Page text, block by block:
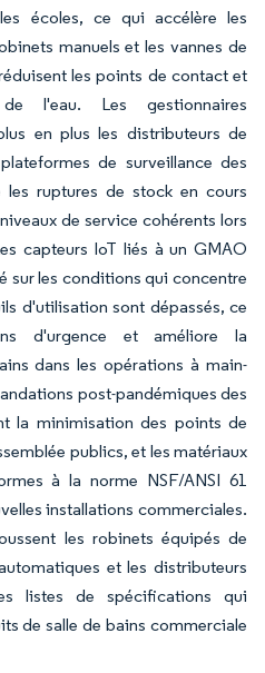
écoles, ce qui accélère les
manuels et les vannes de
les points de contact et
l'eau. Les gestionnaires
en plus les distributeurs de
de surveillance des
ruptures de stock en cours
de service cohérents lors
capteurs IoT liés à un GMAO
sur les conditions qui concentre
d'utilisation sont dépassés, ce
d'urgence et améliore la
dans les opérations à main-
post-pandémiques des
la minimisation des points de
publics, et les matériaux
à la norme NSF/ANSI 61
installations commerciales.
les robinets équipés de
et les distributeurs
listes de spécifications qui
de salle de bains commerciale